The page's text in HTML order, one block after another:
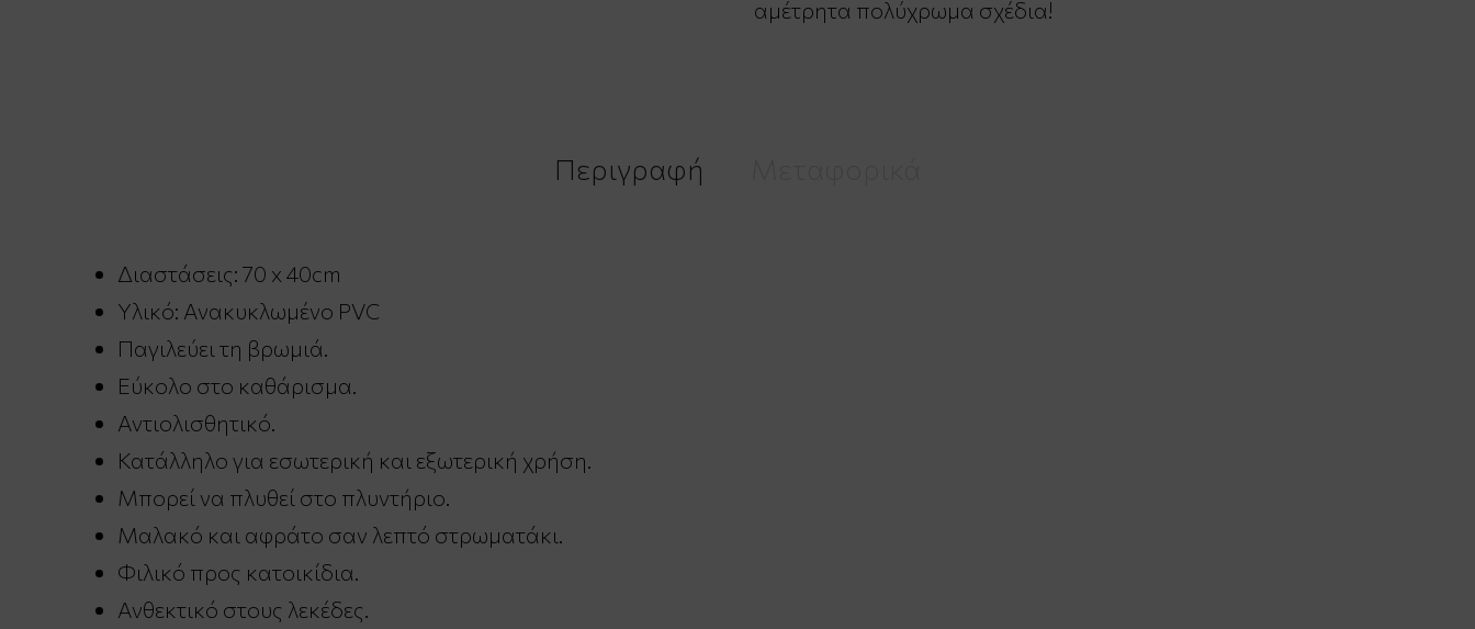
αμέτρητα πολύχρωμα σχέδια!
Περιγραφή
Διαστάσεις: 70 x 40cm
Υλικό: Ανακυκλωμένο PVC
Παγιλεύει τη βρωμιά.
Εύκολο στο καθάρισμα.
Αντιολισθητικό.
Κατάλληλο για εσωτερική και εξωτερική χρήση.
Μπορεί να πλυθεί στο πλυντήριο.
Μαλακό και αφράτο σαν λεπτό στρωματάκι.
Φιλικό προς κατοικίδια.
Ανθεκτικό στους λεκέδες.